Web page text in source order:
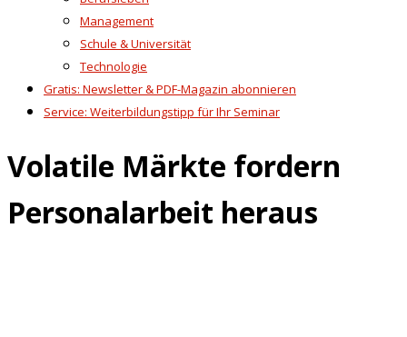
Management
Schule & Universität
Technologie
Gratis: Newsletter & PDF-Magazin abonnieren
Service: Weiterbildungstipp für Ihr Seminar
Volatile Märkte fordern
Personalarbeit heraus